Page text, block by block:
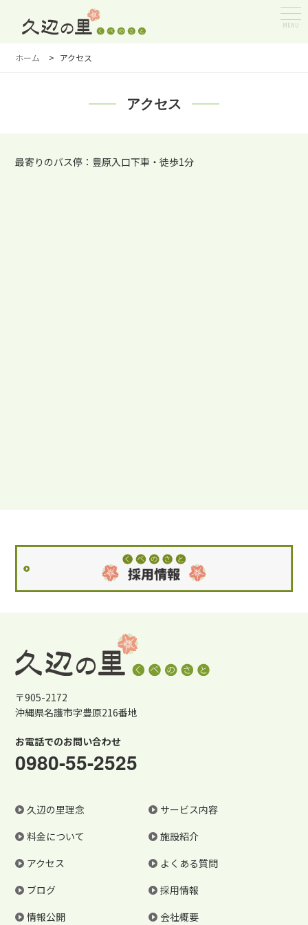
MENU
ホーム > アクセス
アクセス
最寄りのバス停：豊原入口下車・徒歩1分
〒905-2172
沖縄県名護市字豊原216番地
お電話でのお問い合わせ
0980-55-2525
久辺の里理念
サービス内容
料金について
施設紹介
アクセス
よくある質問
ブログ
採用情報
情報公開
会社概要